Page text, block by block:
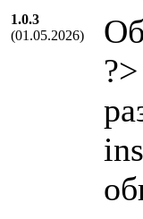
1.0.3
(01.05.2026)